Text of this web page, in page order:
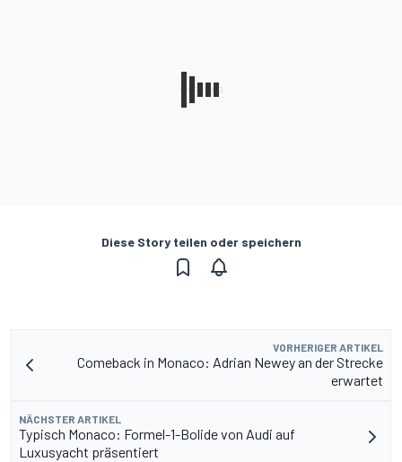
Diese Story teilen oder speichern
VORHERIGER ARTIKEL
Comeback in Monaco: Adrian Newey an der Strecke
erwartet
NÄCHSTER ARTIKEL
Typisch Monaco: Formel-1-Bolide von Audi auf
Luxusyacht präsentiert